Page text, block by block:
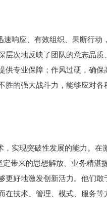
速响应、有效组织、果断行动
次地反映了团队的意志品质
专业保障；作风过硬，确
的强大战斗力，能够应对
，实现突破性发展的能力。在
带来的思想解放、业务精湛
好地激发创新活力。他们
技术、管理、模式、服务等